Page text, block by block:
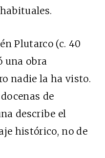
Plutarco (c. 40
una obra
nadie la ha visto.
de
describe el
histórico, no de